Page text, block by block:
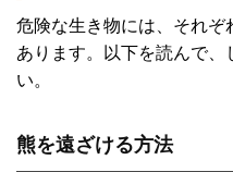
危険な生き物には、それ
あります。以下を読んで
い。
熊を遠ざける方法